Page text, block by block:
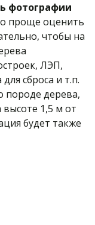
фотографии
проще оценить
чтобы на
ЛЭП,
сброса и т.п.
дерева,
1,5 м от
будет также